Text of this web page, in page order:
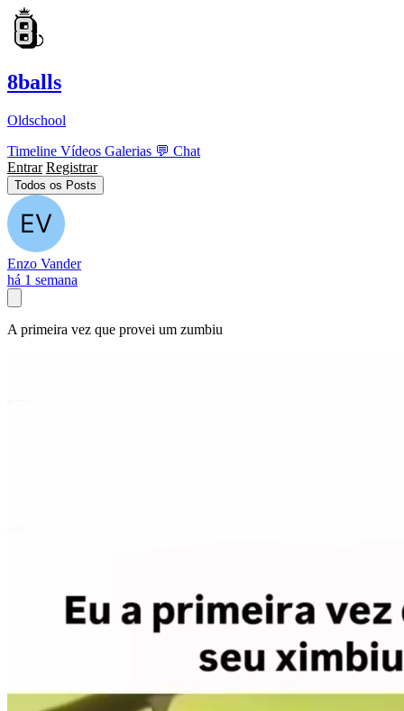
8balls
Oldschool
Timeline Vídeos Galerias 💬 Chat
Entrar Registrar
Todos os Posts
Enzo Vander
há 1 semana
A primeira vez que provei um zumbiu